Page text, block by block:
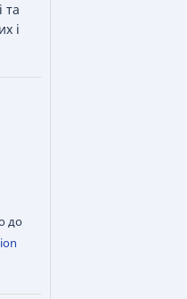
та
і
до